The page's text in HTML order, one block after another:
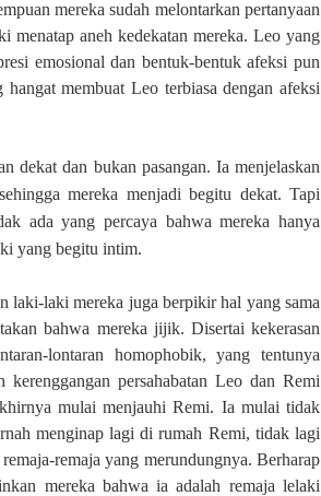
mereka sudah melontarkan pertanyaan
menatap aneh kedekatan mereka. Leo yang
emosional dan bentuk-bentuk afeksi pun
membuat Leo terbiasa dengan afeksi
dekat dan bukan pasangan. Ia menjelaskan
mereka menjadi begitu dekat. Tapi
ada yang percaya bahwa mereka hanya
yang begitu intim.
laki-laki mereka juga berpikir hal yang sama
bahwa mereka jijik. Disertai kekerasan
lontaran homophobik, yang tentunya
persahabatan Leo dan Remi
mulai menjauhi Remi. Ia mulai tidak
menginap lagi di rumah Remi, tidak lagi
remaja yang merundungnya. Berharap
mereka bahwa ia adalah remaja lelaki